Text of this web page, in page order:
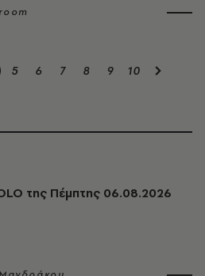
5 6 7 8 9 10
της Πέμπτης 06.08.2026